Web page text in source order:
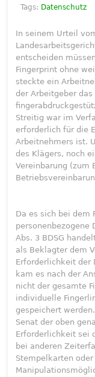
Tags: Datenschutz
In seinem Urteil
entscheiden
Fingerprint ohne
steckte ein
der Arbeitgeber
Streitig war im
erforderlich für die
Arbeitnehmers ist.
des Klägers, noch
Vereinbarung (zum
Da es sich bei dem
personenbezogene
Abs. 3 BDSG
als Beklagter dem
Erforderlichkeit der
kam es nach der
nicht der gesamte
individuelle
gespeichert
Senat der oben
Erforderlichkeit sei
bei anderen
Stempelkarten oder